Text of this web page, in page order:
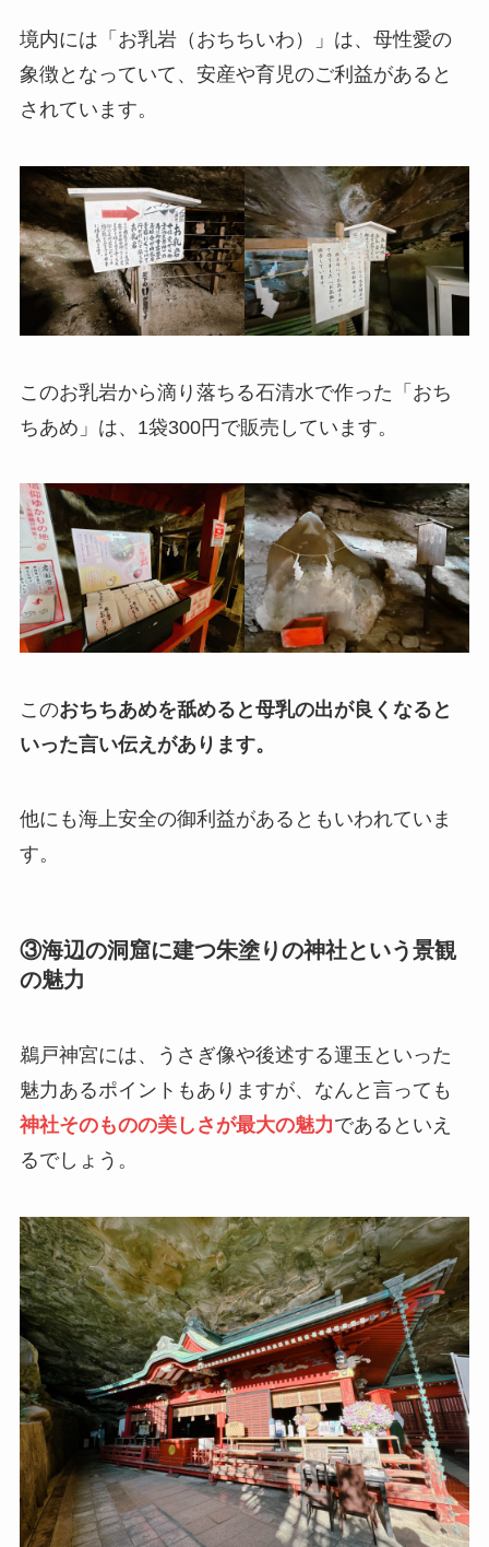
境内には「お乳岩（おちちいわ）」は、母性愛の
象徴となっていて、安産や育児のご利益があると
されています。
このお乳岩から滴り落ちる石清水で作った「おち
ちあめ」は、1袋300円で販売しています。
このおちちあめを舐めると母乳の出が良くなると
いった言い伝えがあります。
他にも海上安全の御利益があるともいわれていま
す。
③海辺の洞窟に建つ朱塗りの神社という景観
の魅力
鵜戸神宮には、うさぎ像や後述する運玉といった
魅力あるポイントもありますが、なんと言っても
神社そのものの美しさが最大の魅力であるといえ
るでしょう。